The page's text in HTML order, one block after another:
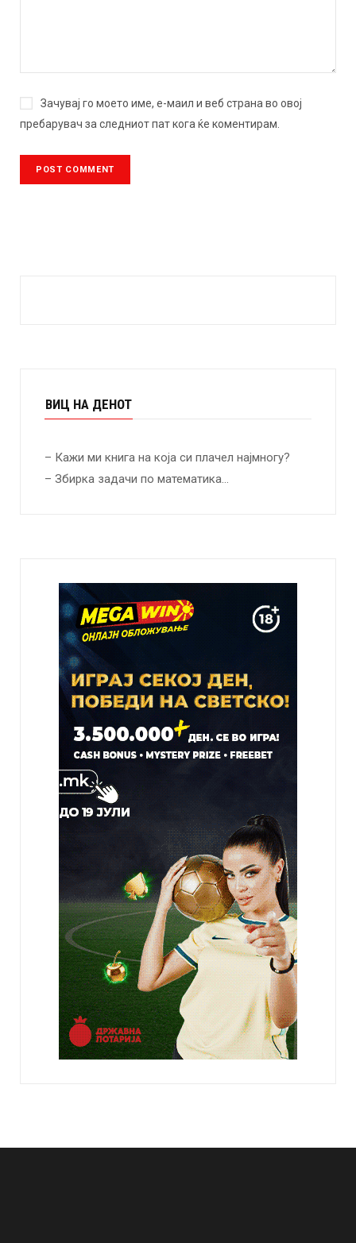
Зачувај го моето име, е-маил и веб страна во овој
пребарувач за следниот пат кога ќе коментирам.
ВИЦ НА ДЕНОТ
– Кажи ми книга на која си плачел најмногу?
– Збирка задачи по математика…